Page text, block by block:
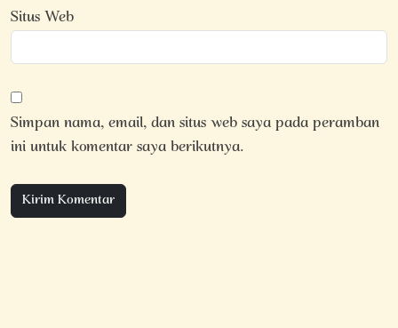
Situs Web
Simpan nama, email, dan situs web saya pada peramban
ini untuk komentar saya berikutnya.